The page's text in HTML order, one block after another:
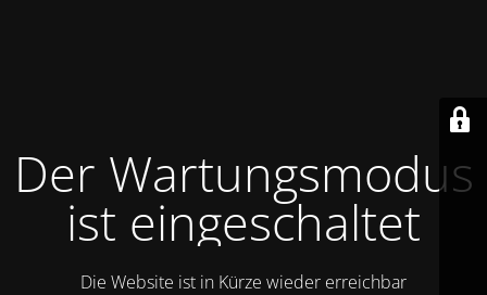
Der Wartungsmodus
ist eingeschaltet
Die Website ist in Kürze wieder erreichbar